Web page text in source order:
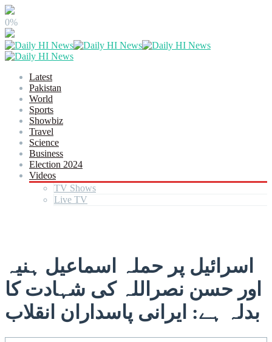
0%
Latest
Pakistan
World
Sports
Showbiz
Travel
Science
Business
Election 2024
Videos
TV Shows
Live TV
اسرائیل پر حملہ اسماعیل ہنیہ
اور حسن نصراللہ کی شہادت کا
بدلہ ہے: ایرانی پاسداران انقلاب